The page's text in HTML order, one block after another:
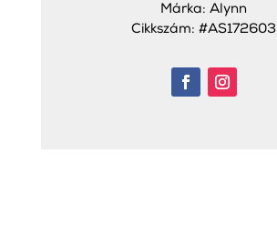
Márka: Alynn
Cikkszám: #AS172603